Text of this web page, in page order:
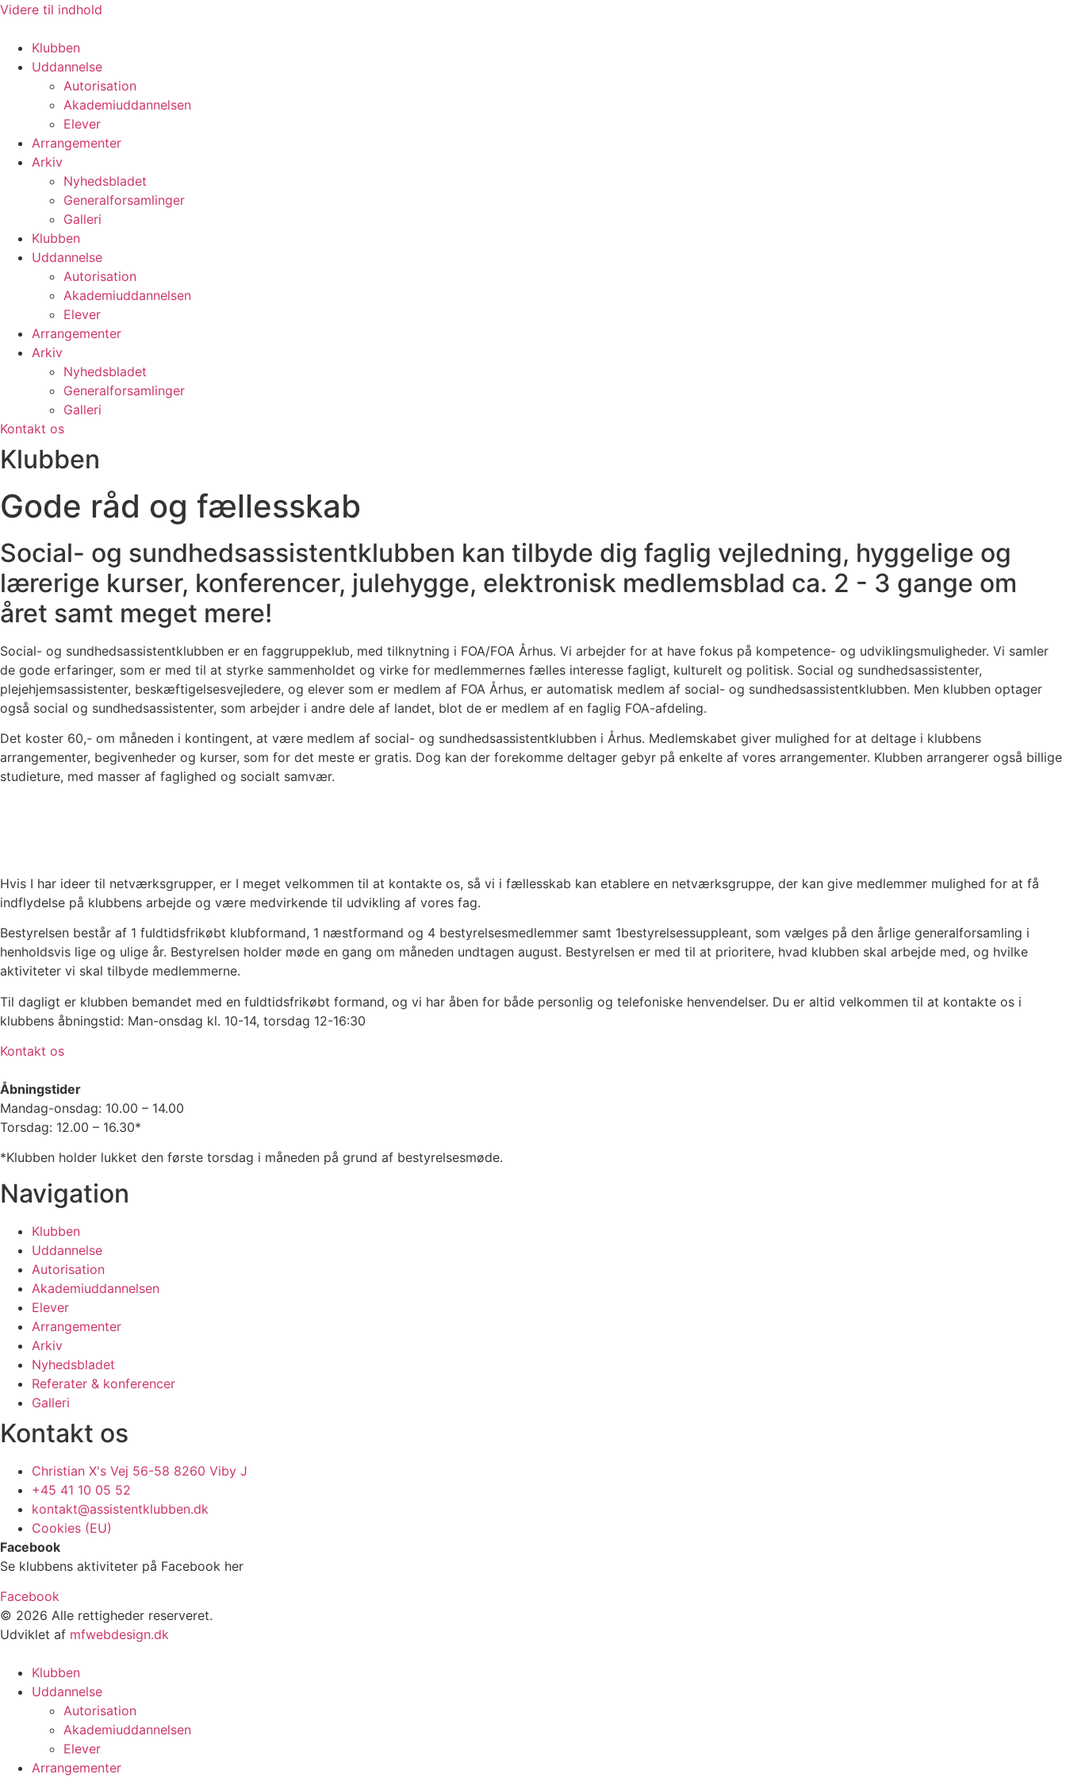
Videre til indhold
Klubben
Uddannelse
Autorisation
Akademiuddannelsen
Elever
Arrangementer
Arkiv
Nyhedsbladet
Generalforsamlinger
Galleri
Klubben
Uddannelse
Autorisation
Akademiuddannelsen
Elever
Arrangementer
Arkiv
Nyhedsbladet
Generalforsamlinger
Galleri
Kontakt os
Klubben
Gode råd og fællesskab
Social- og sundhedsassistentklubben kan tilbyde dig faglig vejledning, hyggelige og
lærerige kurser, konferencer, julehygge, elektronisk medlemsblad ca. 2 - 3 gange om
året samt meget mere!
Social- og sundhedsassistentklubben er en faggruppeklub, med tilknytning i FOA/FOA Århus. Vi arbejder for at have fokus på kompetence- og udviklingsmuligheder. Vi samler
de gode erfaringer, som er med til at styrke sammenholdet og virke for medlemmernes fælles interesse fagligt, kulturelt og politisk. Social og sundhedsassistenter,
plejehjemsassistenter, beskæftigelsesvejledere, og elever som er medlem af FOA Århus, er automatisk medlem af social- og sundhedsassistentklubben. Men klubben optager
også social og sundhedsassistenter, som arbejder i andre dele af landet, blot de er medlem af en faglig FOA-afdeling.
Det koster 60,- om måneden i kontingent, at være medlem af social- og sundhedsassistentklubben i Århus. Medlemskabet giver mulighed for at deltage i klubbens
arrangementer, begivenheder og kurser, som for det meste er gratis. Dog kan der forekomme deltager gebyr på enkelte af vores arrangementer. Klubben arrangerer også billige
studieture, med masser af faglighed og socialt samvær.
Hvis I har ideer til netværksgrupper, er I meget velkommen til at kontakte os, så vi i fællesskab kan etablere en netværksgruppe, der kan give medlemmer mulighed for at få
indflydelse på klubbens arbejde og være medvirkende til udvikling af vores fag.
Bestyrelsen består af 1 fuldtidsfrikøbt klubformand, 1 næstformand og 4 bestyrelsesmedlemmer samt 1bestyrelsessuppleant, som vælges på den årlige generalforsamling i
henholdsvis lige og ulige år. Bestyrelsen holder møde en gang om måneden undtagen august. Bestyrelsen er med til at prioritere, hvad klubben skal arbejde med, og hvilke
aktiviteter vi skal tilbyde medlemmerne.
Til dagligt er klubben bemandet med en fuldtidsfrikøbt formand, og vi har åben for både personlig og telefoniske henvendelser. Du er altid velkommen til at kontakte os i
klubbens åbningstid: Man-onsdag kl. 10-14, torsdag 12-16:30
Kontakt os
Åbningstider
Mandag-onsdag: 10.00 – 14.00
Torsdag: 12.00 – 16.30*
*Klubben holder lukket den første torsdag i måneden på grund af bestyrelsesmøde.
Navigation
Klubben
Uddannelse
Autorisation
Akademiuddannelsen
Elever
Arrangementer
Arkiv
Nyhedsbladet
Referater & konferencer
Galleri
Kontakt os
Christian X's Vej 56-58 8260 Viby J
+45 41 10 05 52
kontakt@assistentklubben.dk
Cookies (EU)
Facebook
Se klubbens aktiviteter på Facebook her
Facebook
© 2026 Alle rettigheder reserveret.
Udviklet af mfwebdesign.dk
Klubben
Uddannelse
Autorisation
Akademiuddannelsen
Elever
Arrangementer